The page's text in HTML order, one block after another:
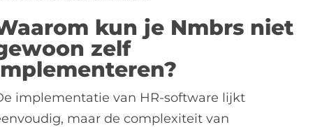
kun je Nmbrs niet
zelf
implementatie van HR-software lijkt
maar de complexiteit van